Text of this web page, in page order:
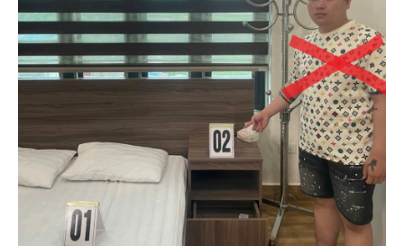
TƯ CÁCH
NGƯỜI CÔNG AN CÁCH MỆNH LÀ: